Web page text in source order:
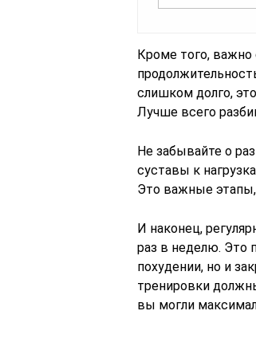
Кроме того, важно
слишком долго,
Лучше всего
Не забывайте о
суставы к
Это важные
И наконец,
раз в неделю. Это
похудении, но и
тренировки
вы могли